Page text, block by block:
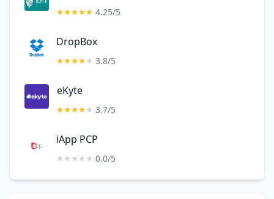
4.25/5
DropBox
3.8/5
eKyte
3.7/5
iApp PCP
0.0/5